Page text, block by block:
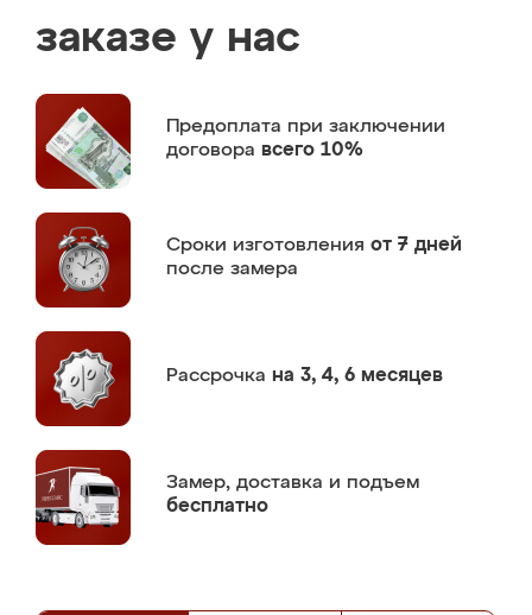
заказе у нас
Предоплата при заключении
договора всего 10%
Сроки изготовления от 7 дней
после замера
Рассрочка на 3, 4, 6 месяцев
Замер, доставка и подъем
бесплатно